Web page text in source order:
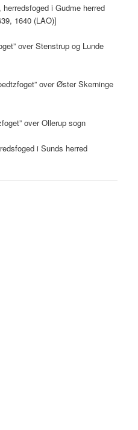
, herredsfoged i Gudme herred
1640 (LAO)]
over Stenstrup og Lunde
over Øster Skerninge
over Ollerup sogn
i Sunds herred